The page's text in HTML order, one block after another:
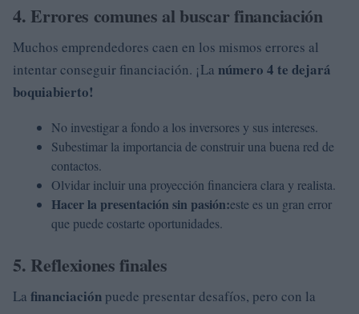
4. Errores comunes al buscar financiación
Muchos emprendedores caen en los mismos errores al
intentar conseguir financiación. ¡La número 4 te dejará
boquiabierto!
No investigar a fondo a los inversores y sus intereses.
Subestimar la importancia de construir una buena red de
contactos.
Olvidar incluir una proyección financiera clara y realista.
Hacer la presentación sin pasión:este es un gran error
que puede costarte oportunidades.
5. Reflexiones finales
La financiación puede presentar desafíos, pero con la